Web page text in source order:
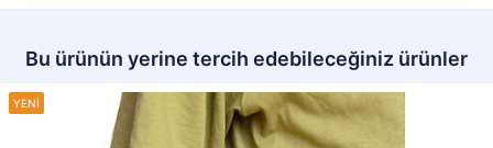
Bu ürünün yerine tercih edebileceğiniz ürünler